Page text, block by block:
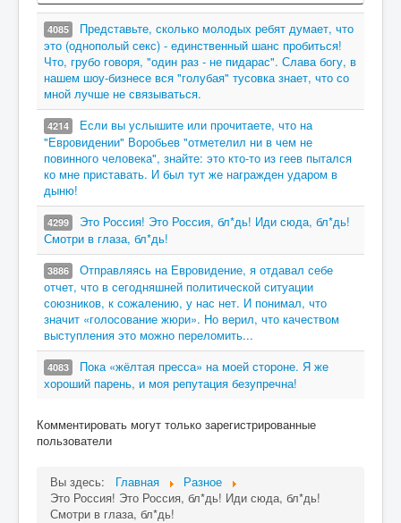
4085
Представьте, сколько молодых ребят думает, что
это (однополый секс) - единственный шанс пробиться!
Что, грубо говоря, "один раз - не пидарас". Слава богу, в
нашем шоу-бизнесе вся "голубая" тусовка знает, что со
мной лучше не связываться.
4214
Если вы услышите или прочитаете, что на
"Евровидении" Воробьев "отметелил ни в чем не
повинного человека", знайте: это кто-то из геев пытался
ко мне приставать. И был тут же награжден ударом в
дыню!
4299
Это Россия! Это Россия, бл*дь! Иди сюда, бл*дь!
Смотри в глаза, бл*дь!
3886
Отправляясь на Евровидение, я отдавал себе
отчет, что в сегодняшней политической ситуации
союзников, к сожалению, у нас нет. И понимал, что
значит «голосование жюри». Но верил, что качеством
выступления это можно переломить...
4083
Пока «жёлтая пресса» на моей стороне. Я же
хороший парень, и моя репутация безупречна!
Комментировать могут только зарегистрированные
пользователи
Вы здесь: Главная
Разное
Это Россия! Это Россия, бл*дь! Иди сюда, бл*дь!
Смотри в глаза, бл*дь!